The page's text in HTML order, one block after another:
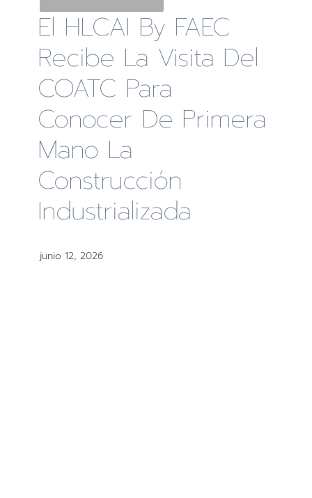
El HLCAI By FAEC
Recibe La Visita Del
COATC Para
Conocer De Primera
Mano La
Construcción
Industrializada
junio 12, 2026